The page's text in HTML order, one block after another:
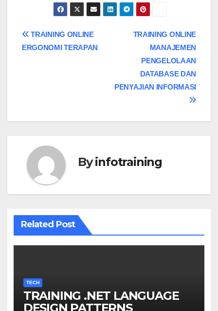
Post
TRAINING ONLINE
MANAJEMEN
PENGELOLAAN
DATABASE DAN
PENYAJIAN INFORMASI
TRAINING ONLINE
ERGONOMI TERAPAN
Byinfotraining
Related Post
TECH
TRAINING .NET LANGUAGE
DESIGN PATTERNS